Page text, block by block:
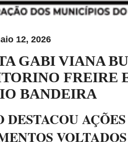
12, 2026
GABI VIANA
FREIRE
BANDEIRA
DESTACOU